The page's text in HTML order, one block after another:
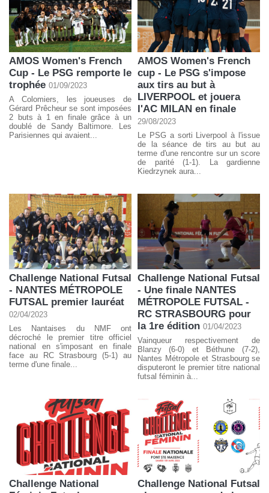
AMOS Women's French
Cup - Le PSG remporte le
trophée 01/09/2023
A Colomiers, les joueuses de
Gérard Prêcheur se sont imposées
2 buts à 1 en finale grâce à un
doublé de Sandy Baltimore. Les
Parisiennes qui avaient...
AMOS Women's French
cup - Le PSG s'impose
aux tirs au but à
LIVERPOOL et jouera
l'AC MILAN en finale
29/08/2023
Le PSG a sorti Liverpool à l'issue
de la séance de tirs au but au
terme d'une rencontre sur un score
de parité (1-1). La gardienne
Kiedrzynek aura...
Challenge National Futsal
- NANTES MÉTROPOLE
FUTSAL premier lauréat
02/04/2023
Les Nantaises du NMF ont
décroché le premier titre officiel
national en s'imposant en finale
face au RC Strasbourg (5-1) au
terme d'une finale...
Challenge National Futsal
- Une finale NANTES
MÉTROPOLE FUTSAL -
RC STRASBOURG pour
la 1re édition 01/04/2023
Vainqueur respectivement de
Blanzy (6-0) et Béthune (7-2),
Nantes Métropole et Strasbourg se
disputeront le premier titre national
futsal féminin à...
Challenge National
Challenge National Futsal